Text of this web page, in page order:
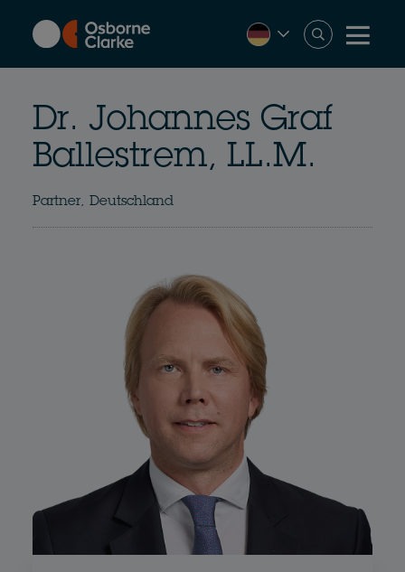
content
Dr. Johannes Graf
Ballestrem, LL.M.
Partner, Deutschland